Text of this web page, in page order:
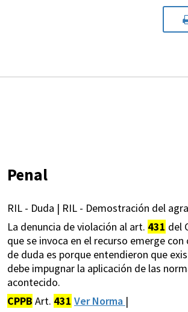
Penal
RIL - Duda | RIL - Demostración del
La denuncia de violación al art. 431 del
que se invoca en el recurso emerge
de duda es porque entendieron que
debe impugnar la aplicación de las
acontecido.
CPPB Art. 431 Ver Norma |